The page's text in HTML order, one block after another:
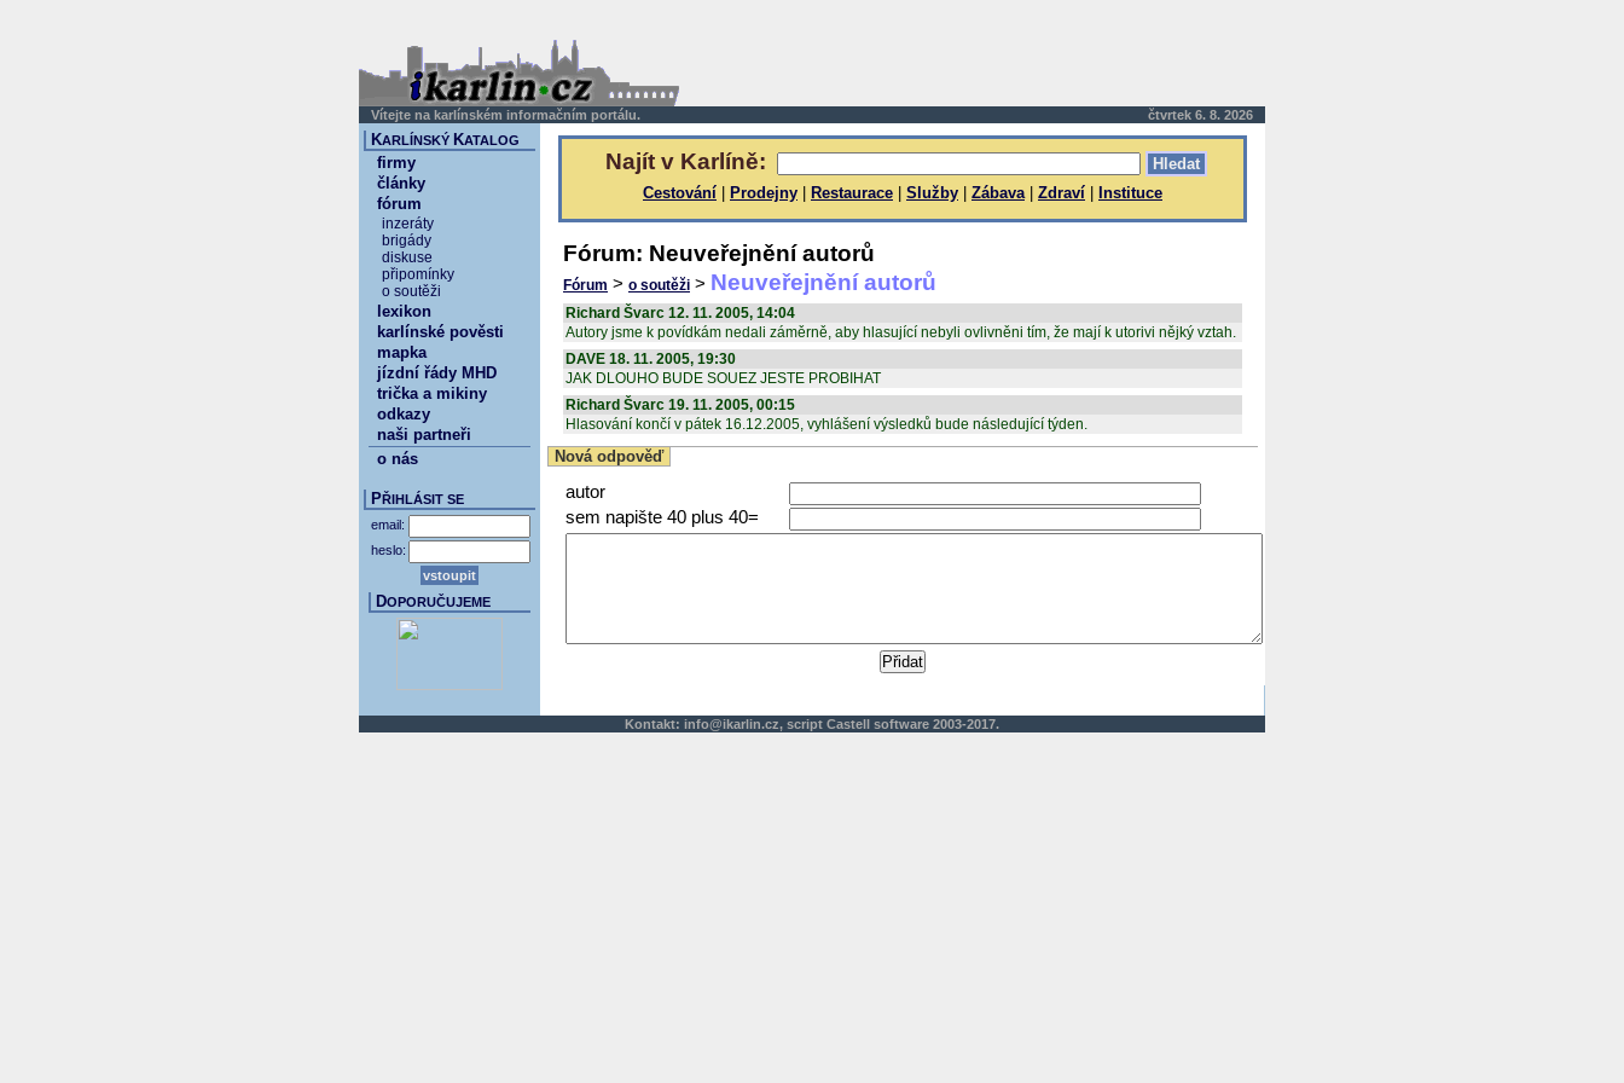
Vítejte na karlínském informačním portálu. čtvrtek 6. 8. 2026
Najít v Karlíně:
Cestování Prodejny Restaurace Služby Zábava| Zdraví Instituce
Fórum: Neuveřejnění autorů
Fórum > o soutěži > Neuveřejnění autorů
Richard Švarc 12. 11. 2005, 14:04
Autory jsme k povídkám nedali záměrně, aby hlasující nebyli ovlivněni tím, že mají k utorivi nějký vztah.
DAVE 18. 11. 2005, 19:30
JAK DLOUHO BUDE SOUEZ JESTE PROBIHAT
Richard Švarc 19. 11. 2005, 00:15
Hlasování končí v pátek 16.12.2005, vyhlášení výsledků bude následující týden.
Nová odpověď
autor
sem napište 40 plus 40=
KARLÍNSKÝ KATALOG
firmy
články
fórum
inzeráty
brigády
diskuse
připomínky
o soutěži
lexikon
karlínské pověsti
mapka
jízdní řády MHD
trička a mikiny
odkazy
naši partneři
o nás
PŘIHLÁSIT SE
email:
heslo:
DOPORUČUJEME
Kontakt: info@ikarlin.cz, script Castell software 2003-2017.